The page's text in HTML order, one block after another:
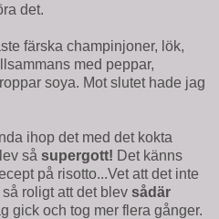
det.
färska champinjoner, lök,
med peppar,
soya. Mot slutet hade jag
ihop det med det kokta
så supergott! Det känns
på risotto...Vet att det inte
roligt att det blev sådär
gick och tog mer flera gånger.